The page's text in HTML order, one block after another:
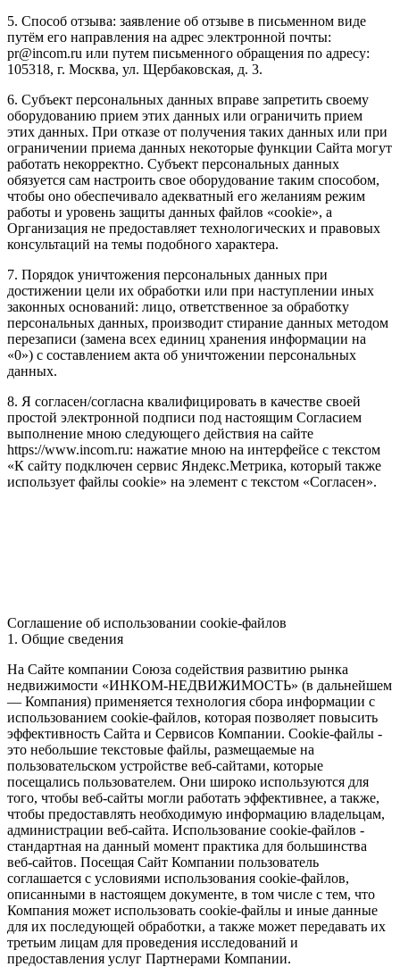
5. Способ отзыва: заявление об отзыве в письменном виде
путём его направления на адрес электронной почты:
pr@incom.ru или путем письменного обращения по адресу:
105318, г. Москва, ул. Щербаковская, д. 3.
6. Субъект персональных данных вправе запретить своему
оборудованию прием этих данных или ограничить прием
этих данных. При отказе от получения таких данных или при
ограничении приема данных некоторые функции Сайта могут
работать некорректно. Субъект персональных данных
обязуется сам настроить свое оборудование таким способом,
чтобы оно обеспечивало адекватный его желаниям режим
работы и уровень защиты данных файлов «cookie», а
Организация не предоставляет технологических и правовых
консультаций на темы подобного характера.
7. Порядок уничтожения персональных данных при
достижении цели их обработки или при наступлении иных
законных оснований: лицо, ответственное за обработку
персональных данных, производит стирание данных методом
перезаписи (замена всех единиц хранения информации на
«0») с составлением акта об уничтожении персональных
данных.
8. Я согласен/согласна квалифицировать в качестве своей
простой электронной подписи под настоящим Согласием
выполнение мною следующего действия на сайте
https://www.incom.ru: нажатие мною на интерфейсе с текстом
«К сайту подключен сервис Яндекс.Метрика, который также
использует файлы cookie» на элемент с текстом «Согласен».
Соглашение об использовании cookie-файлов
1. Общие сведения
На Сайте компании Союза содействия развитию рынка
недвижимости «ИНКОМ-НЕДВИЖИМОСТЬ» (в дальнейшем
— Компания) применяется технология сбора информации с
использованием cookie-файлов, которая позволяет повысить
эффективность Сайта и Сервисов Компании. Сookie-файлы -
это небольшие текстовые файлы, размещаемые на
пользовательском устройстве веб-сайтами, которые
посещались пользователем. Они широко используются для
того, чтобы веб-сайты могли работать эффективнее, а также,
чтобы предоставлять необходимую информацию владельцам,
администрации веб-сайта. Использование cookie-файлов -
стандартная на данный момент практика для большинства
веб-сайтов. Посещая Сайт Компании пользователь
соглашается с условиями использования cookie-файлов,
описанными в настоящем документе, в том числе с тем, что
Компания может использовать cookie-файлы и иные данные
для их последующей обработки, а также может передавать их
третьим лицам для проведения исследований и
предоставления услуг Партнерами Компании.